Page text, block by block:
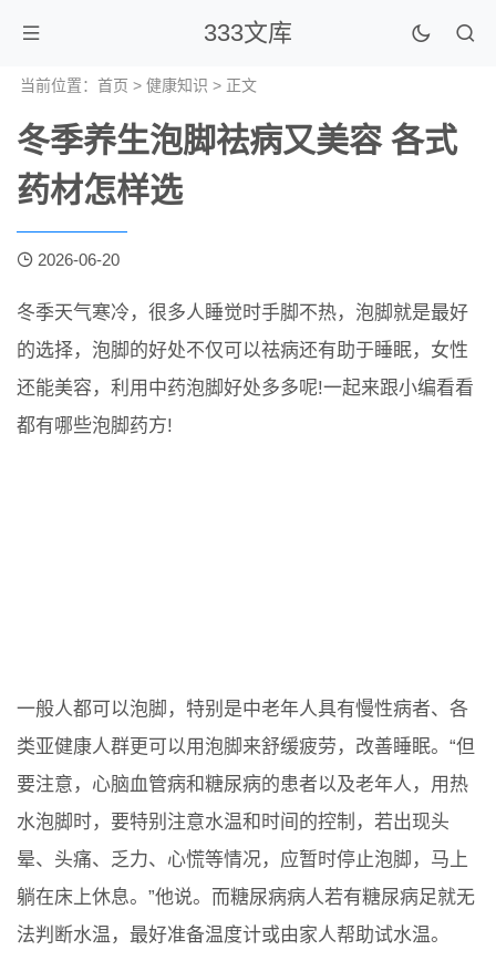
333文库
当前位置： 首页 > 健康知识 > 正文
冬季养生泡脚祛病又美容 各式
药材怎样选
2026-06-20
冬季天气寒冷，很多人睡觉时手脚不热，泡脚就是最好
的选择，泡脚的好处不仅可以祛病还有助于睡眠，女性
还能美容，利用中药泡脚好处多多呢!一起来跟小编看看
都有哪些泡脚药方!
一般人都可以泡脚，特别是中老年人具有慢性病者、各
类亚健康人群更可以用泡脚来舒缓疲劳，改善睡眠。“但
要注意，心脑血管病和糖尿病的患者以及老年人，用热
水泡脚时，要特别注意水温和时间的控制，若出现头
晕、头痛、乏力、心慌等情况，应暂时停止泡脚，马上
躺在床上休息。”他说。而糖尿病病人若有糖尿病足就无
法判断水温，最好准备温度计或由家人帮助试水温。